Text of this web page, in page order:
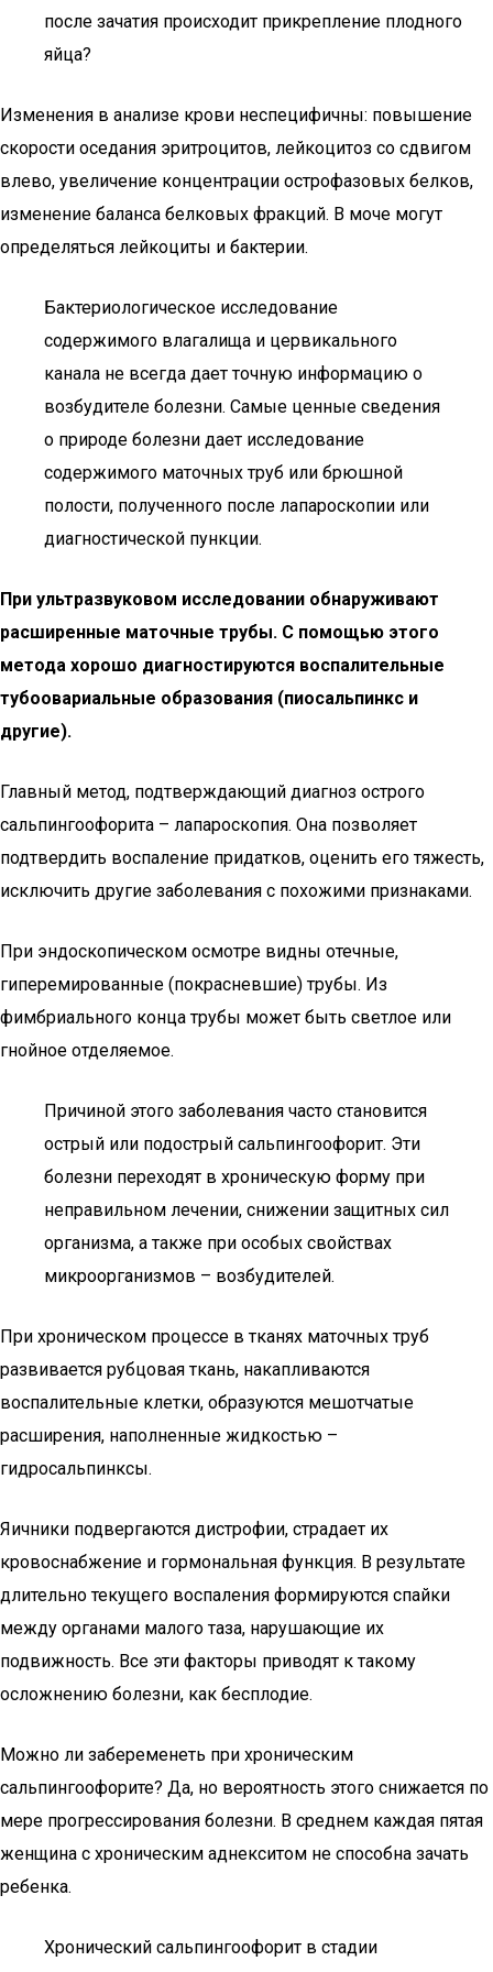
после зачатия происходит прикрепление плодного
яйца?
Изменения в анализе крови неспецифичны: повышение
скорости оседания эритроцитов, лейкоцитоз со сдвигом
влево, увеличение концентрации острофазовых белков,
изменение баланса белковых фракций. В моче могут
определяться лейкоциты и бактерии.
Бактериологическое исследование
содержимого влагалища и цервикального
канала не всегда дает точную информацию о
возбудителе болезни. Самые ценные сведения
о природе болезни дает исследование
содержимого маточных труб или брюшной
полости, полученного после лапароскопии или
диагностической пункции.
При ультразвуковом исследовании обнаруживают
расширенные маточные трубы. С помощью этого
метода хорошо диагностируются воспалительные
тубоовариальные образования (пиосальпинкс и
другие).
Главный метод, подтверждающий диагноз острого
сальпингоофорита – лапароскопия. Она позволяет
подтвердить воспаление придатков, оценить его тяжесть,
исключить другие заболевания с похожими признаками.
При эндоскопическом осмотре видны отечные,
гиперемированные (покрасневшие) трубы. Из
фимбриального конца трубы может быть светлое или
гнойное отделяемое.
Причиной этого заболевания часто становится
острый или подострый сальпингоофорит. Эти
болезни переходят в хроническую форму при
неправильном лечении, снижении защитных сил
организма, а также при особых свойствах
микроорганизмов – возбудителей.
При хроническом процессе в тканях маточных труб
развивается рубцовая ткань, накапливаются
воспалительные клетки, образуются мешотчатые
расширения, наполненные жидкостью –
гидросальпинксы.
Яичники подвергаются дистрофии, страдает их
кровоснабжение и гормональная функция. В результате
длительно текущего воспаления формируются спайки
между органами малого таза, нарушающие их
подвижность. Все эти факторы приводят к такому
осложнению болезни, как бесплодие.
Можно ли забеременеть при хроническим
сальпингоофорите? Да, но вероятность этого снижается по
мере прогрессирования болезни. В среднем каждая пятая
женщина с хроническим аднекситом не способна зачать
ребенка.
Хронический сальпингоофорит в стадии